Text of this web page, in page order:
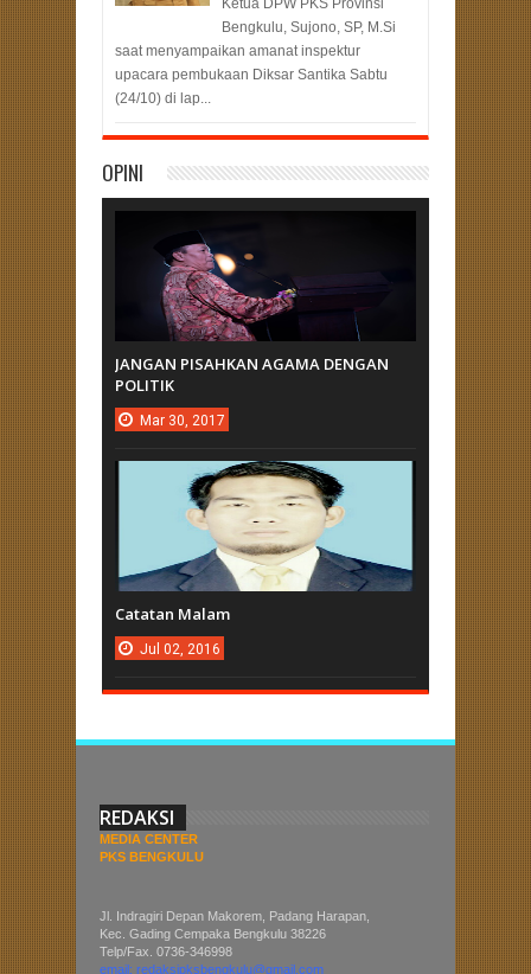
Bengkulu, Sujono, SP, M.Si
saat menyampaikan amanat inspektur
upacara pembukaan Diksar Santika Sabtu
(24/10) di lap...
OPINI
JANGAN PISAHKAN AGAMA DENGAN
POLITIK
Mar 30, 2017
Catatan Malam
Jul 02, 2016
REDAKSI
MEDIA CENTER
PKS BENGKULU
Jl. Indragiri Depan Makorem, Padang Harapan,
Kec. Gading Cempaka Bengkulu 38226
Telp/Fax. 0736-346998
email: redaksipksbengkulu@gmail.com